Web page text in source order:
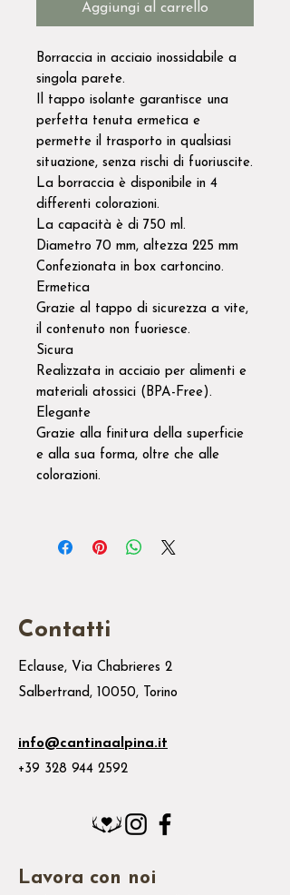
Aggiungi al carrello
Borraccia in acciaio inossidabile a
singola parete.
Il tappo isolante garantisce una
perfetta tenuta ermetica e
permette il trasporto in qualsiasi
situazione, senza rischi di fuoriuscite.
La borraccia è disponibile in 4
differenti colorazioni.
La capacità è di 750 ml.
Diametro 70 mm, altezza 225 mm
Confezionata in box cartoncino.
Ermetica
Grazie al tappo di sicurezza a vite,
il contenuto non fuoriesce.
Sicura
Realizzata in acciaio per alimenti e
materiali atossici (BPA-Free).
Elegante
Grazie alla finitura della superficie
e alla sua forma, oltre che alle
colorazioni.
Contatti
Eclause, Via Chabrieres 2
Salbertrand, 10050, Torino
info@cantinaalpina.it
+39 328 944 2592
Lavora con noi